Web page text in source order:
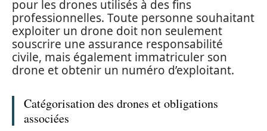
pour les drones utilisés à des fins
professionnelles. Toute personne souhaitant
exploiter un drone doit non seulement
souscrire une assurance responsabilité
civile, mais également immatriculer son
drone et obtenir un numéro d’exploitant.
Catégorisation des drones et obligations
associées